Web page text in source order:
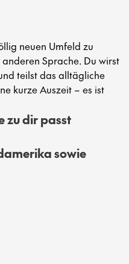
neuen Umfeld zu
Sprache. Du wirst
teilst das alltägliche
kurze Auszeit – es ist
zu dir passt
sowie